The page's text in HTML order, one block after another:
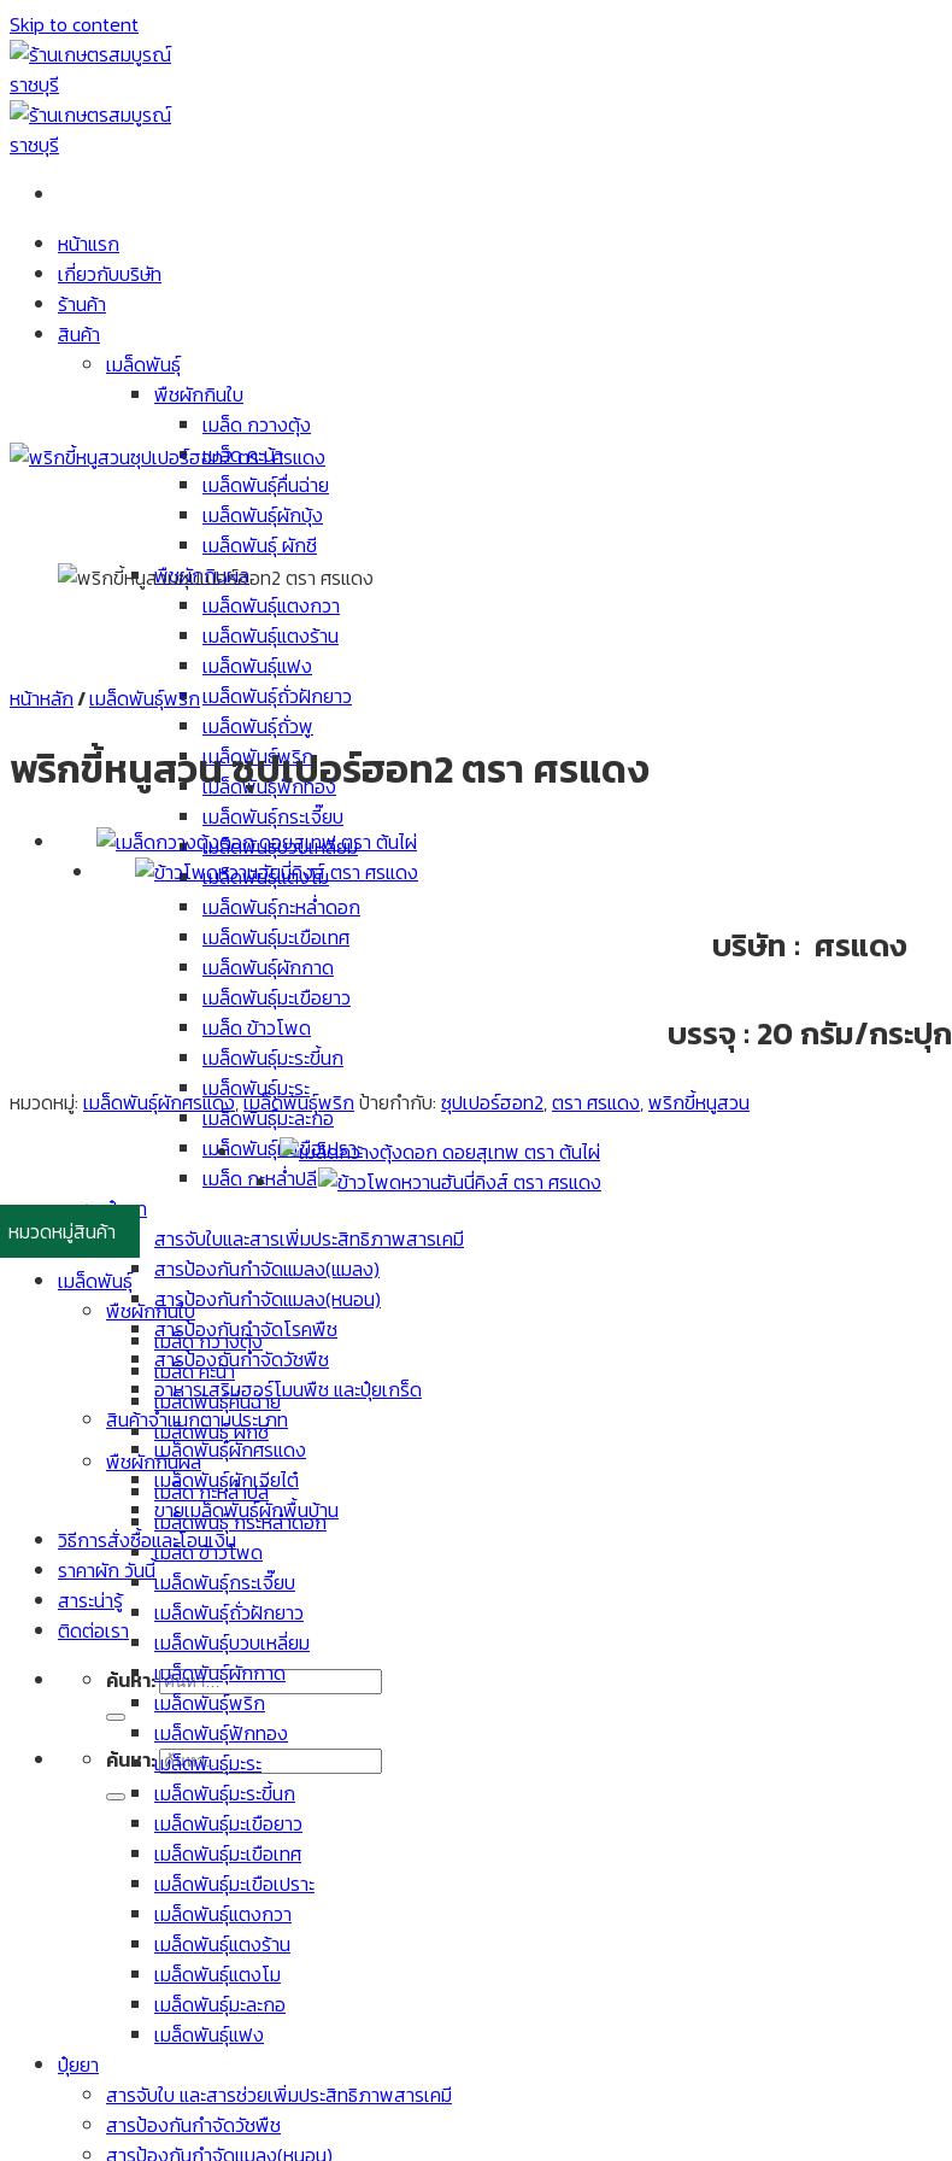
Skip to content
หน้าแรก
เกี่ยวกับบริษัท
ร้านค้า
สินค้า
เมล็ดพันธุ์
พืชผักกินใบ
เมล็ด กวางตุ้ง
เมล็ด คะน้า
เมล็ดพันธุ์คื่นฉ่าย
เมล็ดพันธุ์ผักบุ้ง
เมล็ดพันธุ์ ผักชี
พืชผักกินผล
เมล็ดพันธุ์แตงกวา
เมล็ดพันธุ์แตงร้าน
เมล็ดพันธุ์แฟง
เมล็ดพันธุ์ถั่วฝักยาว
เมล็ดพันธุ์ถั่วพู
เมล็ดพันธุ์พริก
เมล็ดพันธุ์ฟักทอง
เมล็ดพันธุ์กระเจี๊ยบ
เมล็ดพันธุ์บวบเหลี่ยม
เมล็ดพันธุ์แตงโม
เมล็ดพันธุ์กะหล่ำดอก
เมล็ดพันธุ์มะเขือเทศ
เมล็ดพันธุ์ผักกาด
เมล็ดพันธุ์มะเขือยาว
เมล็ด ข้าวโพด
เมล็ดพันธุ์มะระขี้นก
เมล็ดพันธุ์มะระ
เมล็ดพันธุ์มะละกอ
เมล็ดพันธุ์มะเขือเปราะ
เมล็ด กะหล่ำปลี
ปุ๋ยยา
สารจับใบและสารเพิ่มประสิทธิภาพสารเคมี
สารป้องกันกำจัดแมลง(แมลง)
สารป้องกันกำจัดแมลง(หนอน)
สารป้องกันกำจัดโรคพืช
สารป้องกันกำจัดวัชพืช
อาหารเสริมฮอร์โมนพืช และปุ๋ยเกร็ด
สินค้าจำแนกตามประเภท
เมล็ดพันธุ์ผักศรแดง
เมล็ดพันธุ์ผักเจียไต๋
ขายเมล็ดพันธุ์ผักพื้นบ้าน
วิธีการสั่งซื้อและโอนเงิน
ราคาผัก วันนี้
สาระน่ารู้
ติดต่อเรา
ค้นหา:
ค้นหา:
หน้าหลัก/เมล็ดพันธุ์พริก
พริกขี้หนูสวน ซุปเปอร์ฮอท2 ตรา ศรแดง
บริษัท : ศรแดง
บรรจุ : 20 กรัม/กระปุก
หมวดหมู่: เมล็ดพันธุ์ผักศรแดง,เมล็ดพันธุ์พริก ป้ายกำกับ: ซุปเปอร์ฮอท2,ตรา ศรแดง,พริกขี้หนูสวน
หมวดหมู่สินค้า
เมล็ดพันธุ์
พืชผักกินใบ
เมล็ด กวางตุ้ง
เมล็ด คะน้า
เมล็ดพันธุ์คื่นฉ่าย
เมล็ดพันธุ์ ผักชี
พืชผักกินผล
เมล็ด กะหล่ำปลี
เมล็ดพันธุ์ กระหล่ำดอก
เมล็ด ข้าวโพด
เมล็ดพันธุ์กระเจี๊ยบ
เมล็ดพันธุ์ถั่วฝักยาว
เมล็ดพันธุ์บวบเหลี่ยม
เมล็ดพันธุ์ผักกาด
เมล็ดพันธุ์พริก
เมล็ดพันธุ์ฟักทอง
เมล็ดพันธุ์มะระ
เมล็ดพันธุ์มะระขี้นก
เมล็ดพันธุ์มะเขือยาว
เมล็ดพันธุ์มะเขือเทศ
เมล็ดพันธุ์มะเขือเปราะ
เมล็ดพันธุ์แตงกวา
เมล็ดพันธุ์แตงร้าน
เมล็ดพันธุ์แตงโม
เมล็ดพันธุ์มะละกอ
เมล็ดพันธุ์แฟง
ปุ๋ยยา
สารจับใบ และสารช่วยเพิ่มประสิทธิภาพสารเคมี
สารป้องกันกำจัดวัชพืช
สารป้องกันกำจัดแมลง(หนอน)